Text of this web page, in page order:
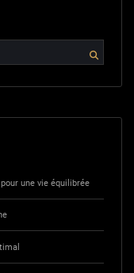
une vie équilibrée